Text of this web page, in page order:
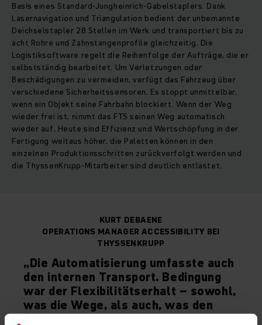
Basis eines Standard-Jungheinrich-Gabelstaplers. Dank
Lasernavigation und Triangulation bedient der unbemannte
Deichselstapler 28 Stellen im Werk und transportiert bis zu
acht Rohre und Zahnstangenprofile gleichzeitig. Die
Logistiksoftware regelt die Reihenfolge der Aufträge, die er
selbstständig bearbeitet. Um Verletzungen oder
Beschädigungen zu vermeiden, verfügt das Fahrzeug über
verschiedene Sicherheitssensoren. Es stoppt unmittelbar,
wenn ein Objekt seine Fahrbahn blockiert. Wenn der Weg
wieder frei ist, nimmt das FTS seinen Weg automatisch
wieder auf. Heute sind Effizienz und Wertschöpfung in der
Fertigung weitaus höher, die Paletten können in den
einzelnen Produktionsschritten zurückverfolgt werden und
die ThyssenKrupp-Mitarbeiter sind deutlich entlastet.
KURT DEBAENE
OPERATIONS MANAGER ACCESSIBILITY BEI
THYSSENKRUPP
„Die Automatisierung umfasste auch
den internen Transport. Bedingung
war der Flexibilitätserhalt – sowohl,
was die Wege, als auch, was den
Platzbedarf angeht.“